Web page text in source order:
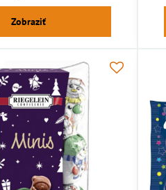
Zobraziť